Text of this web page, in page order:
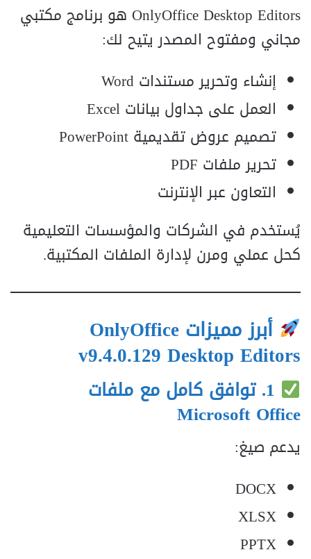
OnlyOffice Desktop Editors هو برنامج مكتبي
مجاني ومفتوح المصدر يتيح لك:
إنشاء وتحرير مستندات Word
العمل على جداول بيانات Excel
تصميم عروض تقديمية PowerPoint
تحرير ملفات PDF
التعاون عبر الإنترنت
يُستخدم في الشركات والمؤسسات التعليمية
كحل عملي ومرن لإدارة الملفات المكتبية.
أبرز مميزاتOnlyOffice
v9.4.0.129 Desktop Editors
1. توافق كامل مع ملفات
Microsoft Office
يدعم صيغ:
DOCX
XLSX
PPTX